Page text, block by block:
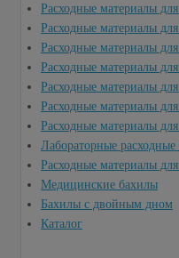
Расходные материалы
Расходные материалы
Расходные материалы
Расходные материалы
Расходные материалы
Расходные материалы
Расходные материалы
Лабораторные
Расходные материалы
Медицинские бахилы
Бахилы с двойным дном
Каталог